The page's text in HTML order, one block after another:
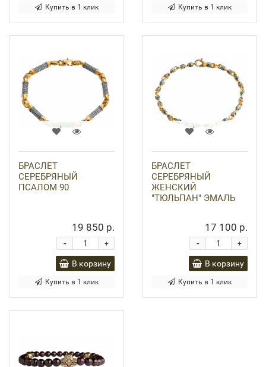
Купить в 1 клик Купить в 1 клик
БРАСЛЕТ
СЕРЕБРЯНЫЙ
ПСАЛОМ 90
19 850 р.
+
-
В корзину
Купить в 1 клик
БРАСЛЕТ
СЕРЕБРЯНЫЙ
ЖЕНСКИЙ
"ТЮЛЬПАН" ЭМАЛЬ
17 100 р.
+
-
В корзину
Купить в 1 клик